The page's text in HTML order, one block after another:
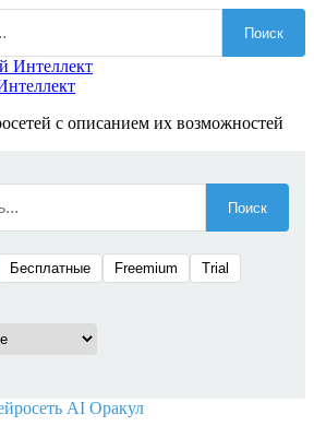
Поиск
с описанием их возможностей
Поиск
Бесплатные Freemium
Trial
AI Оракул